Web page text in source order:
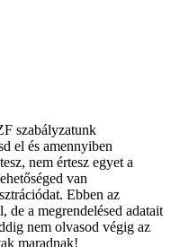
szabályzatunk
el és amennyiben
nem értesz egyet a
van
Ebben az
de a megrendelésed adatait
nem olvasod végig az
maradnak!